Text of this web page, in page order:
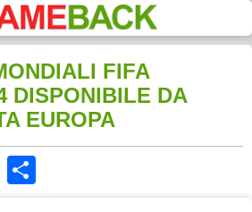
FIFA
DISPONIBILE DA
EUROPA
WhatsApp